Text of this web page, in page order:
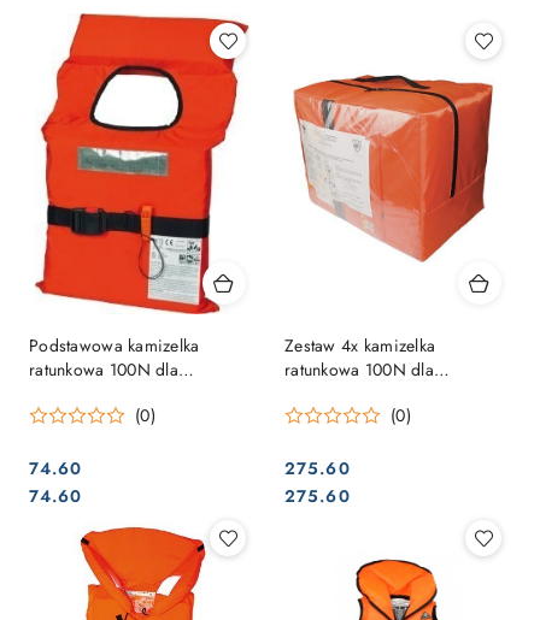
Podstawowa kamizelka
ratunkowa 100N dla
12402-4, taśma SOLAS
(0)
Cena:
74.60
Cena:
74.60
Zestaw 4x kamizelka
ratunkowa 100N dla
12402-4, taśma SOLAS
(0)
Cena:
275.60
Cena:
275.60